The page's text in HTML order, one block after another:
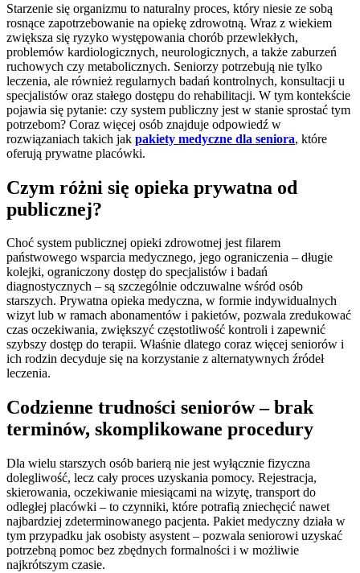
Starzenie się organizmu to naturalny proces, który niesie ze sobą
rosnące zapotrzebowanie na opiekę zdrowotną. Wraz z wiekiem
zwiększa się ryzyko występowania chorób przewlekłych,
problemów kardiologicznych, neurologicznych, a także zaburzeń
ruchowych czy metabolicznych. Seniorzy potrzebują nie tylko
leczenia, ale również regularnych badań kontrolnych, konsultacji u
specjalistów oraz stałego dostępu do rehabilitacji. W tym kontekście
pojawia się pytanie: czy system publiczny jest w stanie sprostać tym
potrzebom? Coraz więcej osób znajduje odpowiedź w
rozwiązaniach takich jak pakiety medyczne dla seniora, które
oferują prywatne placówki.
Czym różni się opieka prywatna od
publicznej?
Choć system publicznej opieki zdrowotnej jest filarem
państwowego wsparcia medycznego, jego ograniczenia – długie
kolejki, ograniczony dostęp do specjalistów i badań
diagnostycznych – są szczególnie odczuwalne wśród osób
starszych. Prywatna opieka medyczna, w formie indywidualnych
wizyt lub w ramach abonamentów i pakietów, pozwala zredukować
czas oczekiwania, zwiększyć częstotliwość kontroli i zapewnić
szybszy dostęp do terapii. Właśnie dlatego coraz więcej seniorów i
ich rodzin decyduje się na korzystanie z alternatywnych źródeł
leczenia.
Codzienne trudności seniorów – brak
terminów, skomplikowane procedury
Dla wielu starszych osób barierą nie jest wyłącznie fizyczna
dolegliwość, lecz cały proces uzyskania pomocy. Rejestracja,
skierowania, oczekiwanie miesiącami na wizytę, transport do
odległej placówki – to czynniki, które potrafią zniechęcić nawet
najbardziej zdeterminowanego pacjenta. Pakiet medyczny działa w
tym przypadku jak osobisty asystent – pozwala seniorowi uzyskać
potrzebną pomoc bez zbędnych formalności i w możliwie
najkrótszym czasie.